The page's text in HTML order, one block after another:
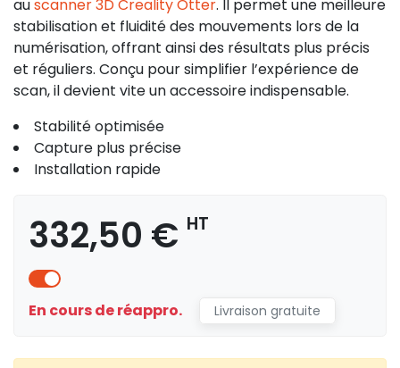
auscanner 3D Creality Otter. Il permet une meilleure
stabilisation et fluidité des mouvements lors de la
numérisation, offrant ainsi des résultats plus précis
et réguliers. Conçu pour simplifier l’expérience de
scan, il devient vite un accessoire indispensable.
Stabilité optimisée
Capture plus précise
Installation rapide
332,50 € HT
En cours de réappro. Livraison gratuite